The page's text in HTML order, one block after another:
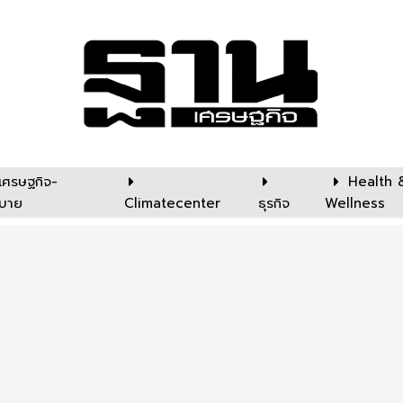
ศรษฐกิจ-
าย
Climatecenter ธุรกิจ
Health
Wellness